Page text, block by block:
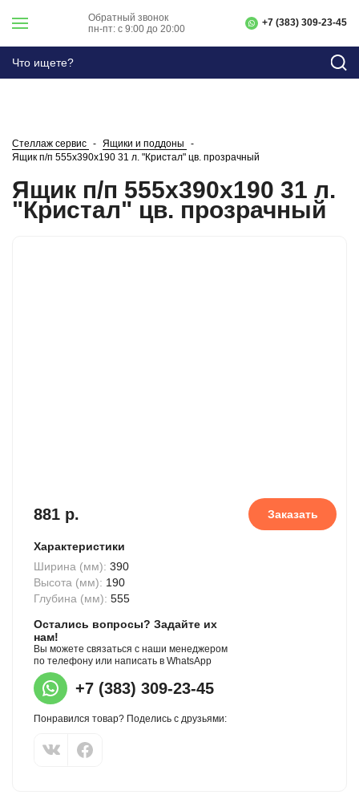
Обратный звонок
пн-пт: с 9:00 до 20:00
+7 (383) 309-23-45
Стеллаж сервис
Ящики и поддоны
Ящик п/п 555х390х190 31 л. "Кристал" цв. прозрачный
Ящик п/п 555х390х190 31 л.
"Кристал" цв. прозрачный
881 р. Заказать
Характеристики
Ширина (мм): 390
Высота (мм): 190
Глубина (мм): 555
Остались вопросы? Задайте их
нам!
Вы можете связаться с наши менеджером
по телефону или написать в WhatsApp
+7 (383) 309-23-45
Понравился товар? Поделись с друзьями: